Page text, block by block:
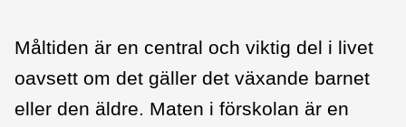
Måltiden är en central och viktig del i livet
oavsett om det gäller det växande barnet
eller den äldre. Maten i förskolan är en